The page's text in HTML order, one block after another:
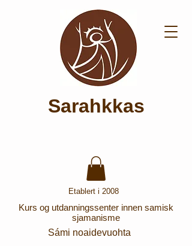
Sarahkkas
Kurs og utdanningssenter innen samisk
sjamanisme
Etablert i 2008
Sámi noaidevuohta